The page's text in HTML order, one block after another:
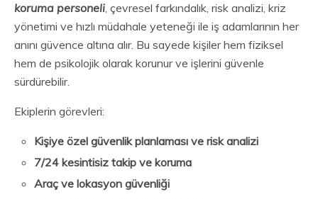
koruma personeli, çevresel farkındalık, risk analizi, kriz
yönetimi ve hızlı müdahale yeteneği ile iş adamlarının her
anını güvence altına alır. Bu sayede kişiler hem fiziksel
hem de psikolojik olarak korunur ve işlerini güvenle
sürdürebilir.
Ekiplerin görevleri:
Kişiye özel güvenlik planlaması ve risk analizi
7/24 kesintisiz takip ve koruma
Araç ve lokasyon güvenliği